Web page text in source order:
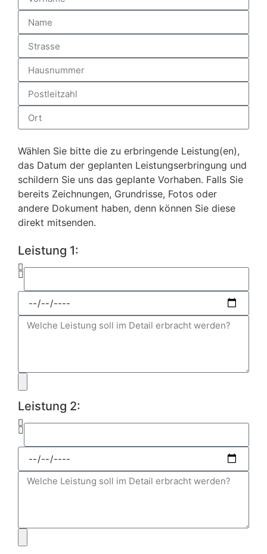
Wählen Sie bitte die zu erbringende Leistung(en),
das Datum der geplanten Leistungserbringung und
schildern Sie uns das geplante Vorhaben. Falls Sie
bereits Zeichnungen, Grundrisse, Fotos oder
andere Dokument haben, denn können Sie diese
direkt mitsenden.
Leistung 1:
Leistung 2: